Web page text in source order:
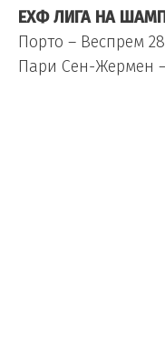
ЕХФ ЛИГА НА
Порто – Веспрем
Пари Сен-Жермен –